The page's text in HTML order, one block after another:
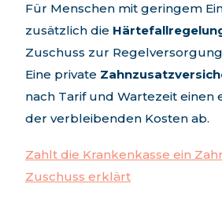
Für Menschen mit geringem
zusätzlich die
Zuschuss zur
Eine private
nach Tarif und Wartezeit einen
der verbleibenden Kosten ab.
Zahlt die Krankenkasse ein
Zuschuss erklärt